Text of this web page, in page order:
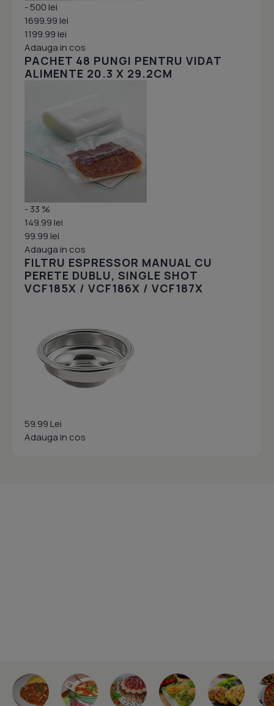
- 500 lei
1699.99 lei
1199.99 lei
Adauga in cos
PACHET 48 PUNGI PENTRU VIDAT
ALIMENTE 20.3 X 29.2CM
- 33 %
149.99 lei
99.99 lei
Adauga in cos
FILTRU ESPRESSOR MANUAL CU
PERETE DUBLU, SINGLE SHOT
VCF185X / VCF186X / VCF187X
59.99 Lei
Adauga in cos